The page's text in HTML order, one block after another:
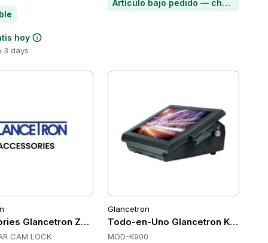
hoy
3 days
Artículo bajo pedido — chatea para conocer el plazo de entrega
Glancetron Z3TUBULAR-CAM-LOCK
CAM LOCK
Glancetron
Todo-en-Uno Glancetron K900
MOD-K900